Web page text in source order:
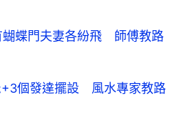
蝴蝶門夫妻各紛飛 師傅教路
+3個發達擺設 風水專家教路